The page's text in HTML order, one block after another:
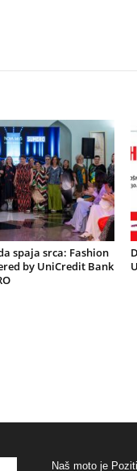
spaja srca: Fashion
by UniCredit Bank
Naš moto je